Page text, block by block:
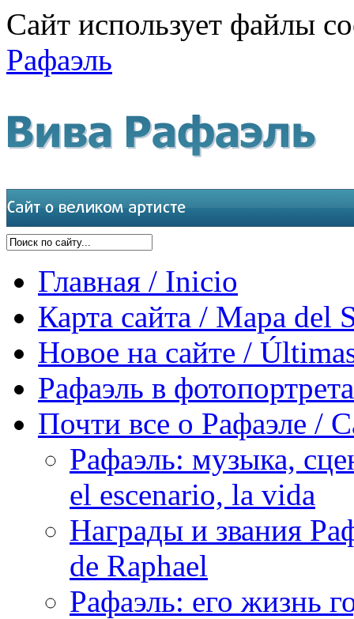
Сайт использует файлы
Рафаэль
Главная / Inicio
Карта сайта / Mapa del
Новое на сайте /
Рафаэль в
Почти все о Рафаэле /
Рафаэль: музыка,
el escenario, la vida
Награды и звания
de Raphael
Рафаэль: его жизнь